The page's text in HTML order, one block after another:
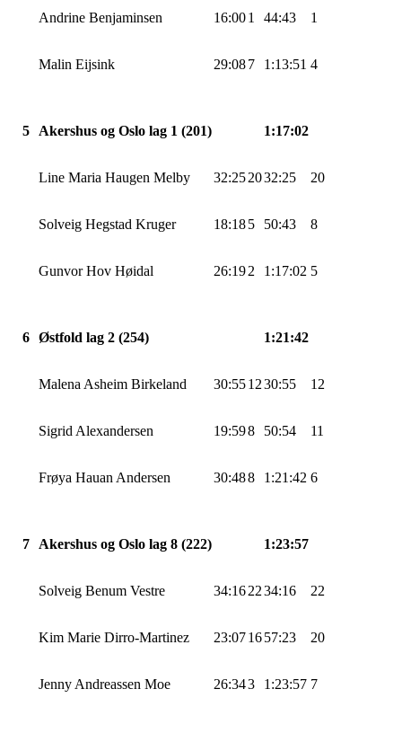
Andrine Benjaminsen 16:001 44:43 1
Malin Eijsink 29:087 1:13:51 4
5 Akershus og Oslo lag 1 (201) 1:17:02
Line Maria Haugen Melby 32:252032:25 20
Solveig Hegstad Kruger 18:185 50:43 8
Gunvor Hov Høidal 26:192 1:17:02 5
6 Østfold lag 2 (254) 1:21:42
Malena Asheim Birkeland 30:551230:55 12
Sigrid Alexandersen 19:598 50:54 11
Frøya Hauan Andersen 30:488 1:21:42 6
7 Akershus og Oslo lag 8 (222) 1:23:57
Solveig Benum Vestre 34:162234:16 22
Kim Marie Dirro-Martinez 23:071657:23 20
Jenny Andreassen Moe 26:343 1:23:57 7